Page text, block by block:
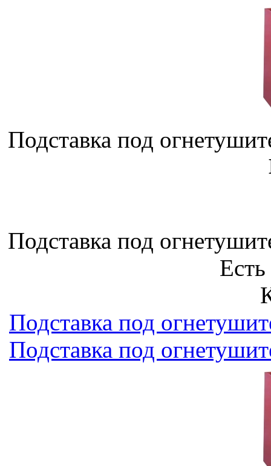
Подставка под
Подставка под
Подставка под
Подставка под